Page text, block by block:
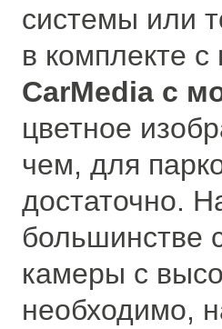
системы или
в комплекте с
CarMedia с
цветное
чем, для
достаточно.
большинстве
камеры с
необходимо,